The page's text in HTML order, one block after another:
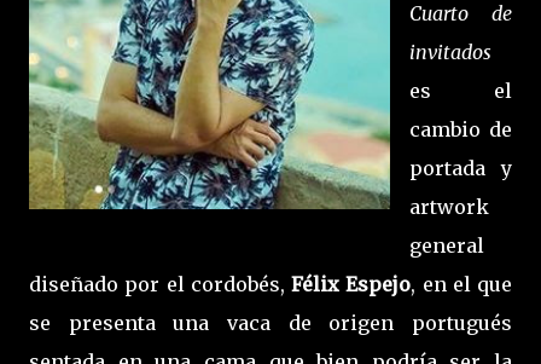
Cuarto de
invitados
es el
cambio de
portada y
artwork
general
diseñado por el cordobés, Félix Espejo, en el que
se presenta una vaca de origen portugués